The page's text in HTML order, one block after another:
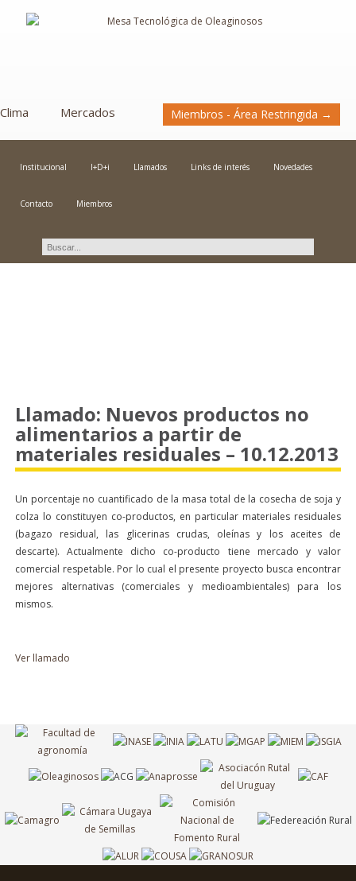
Clima Mercados Miembros - Área Restringida →
Institucional I+D+i Llamados Links de interés Novedades
Contacto Miembros
Llamado: Nuevos productos no
alimentarios a partir de
materiales residuales – 10.12.2013
Un porcentaje no cuantificado de la masa total de la cosecha de soja y
colza lo constituyen co-productos, en particular materiales residuales
(bagazo residual, las glicerinas crudas, oleínas y los aceites de
descarte). Actualmente dicho co-producto tiene mercado y valor
comercial respetable. Por lo cual el presente proyecto busca encontrar
mejores alternativas (comerciales y medioambientales) para los
mismos.
Ver llamado